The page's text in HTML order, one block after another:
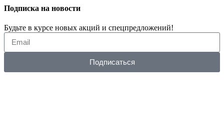
Подписка на новости
Будьте в курсе новых акций и спецпредложений!
Подписаться